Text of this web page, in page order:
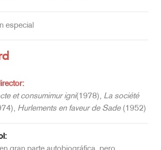
especial
et consumimur igni(1978), La société
Hurlements en faveur de Sade(1952)